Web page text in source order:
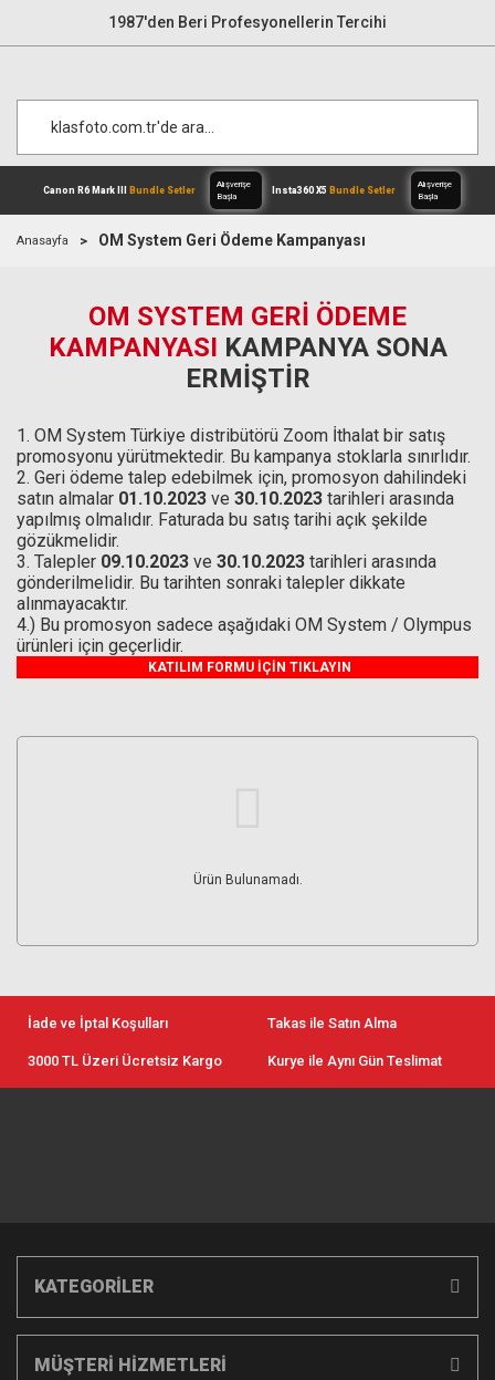
1987'den Beri Profesyonellerin Tercihi
Canon R6 Mark IIIBundle Setler
Alışverişe
Başla
Anasayfa OM System Geri Ödeme Kampanyası
OM SYSTEM GERİ ÖDEME
KAMPANYASI KAMPANYA SONA
ERMİŞTİR
1. OM System Türkiye distribütörü Zoom İthalat bir satış
promosyonu yürütmektedir. Bu kampanya stoklarla sınırlıdır.
2. Geri ödeme talep edebilmek için, promosyon dahilindeki
satın almalar 01.10.2023 ve 30.10.2023 tarihleri arasında
yapılmış olmalıdır. Faturada bu satış tarihi açık şekilde
gözükmelidir.
3. Talepler 09.10.2023 ve 30.10.2023 tarihleri arasında
gönderilmelidir. Bu tarihten sonraki talepler dikkate
alınmayacaktır.
4.) Bu promosyon sadece aşağıdaki OM System / Olympus
ürünleri için geçerlidir.
KATILIM FORMU İÇİN TIKLAYIN
Ürün Bulunamadı.
İade ve İptal Koşulları Takas ile Satın Alma
3000 TL Üzeri Ücretsiz Kargo Kurye ile Aynı Gün Teslimat
KATEGORİLER
MÜŞTERİ HİZMETLERİ